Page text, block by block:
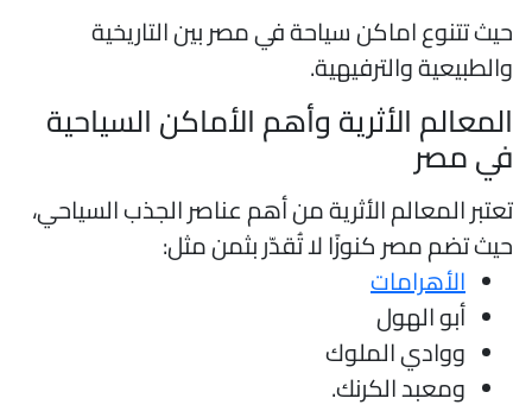
تتنوع اماكن سياحة في مصر بين التاريخية
والترفيهية.
الأثرية وأهم الأماكن السياحية
مصر
المعالم الأثرية من أهم عناصر الجذب السياحي،
تضم مصر كنوزًا لا تُقدّر بثمن مثل:
الأهرامات
أبو الهول
ووادي الملوك
ومعبد الكرنك.